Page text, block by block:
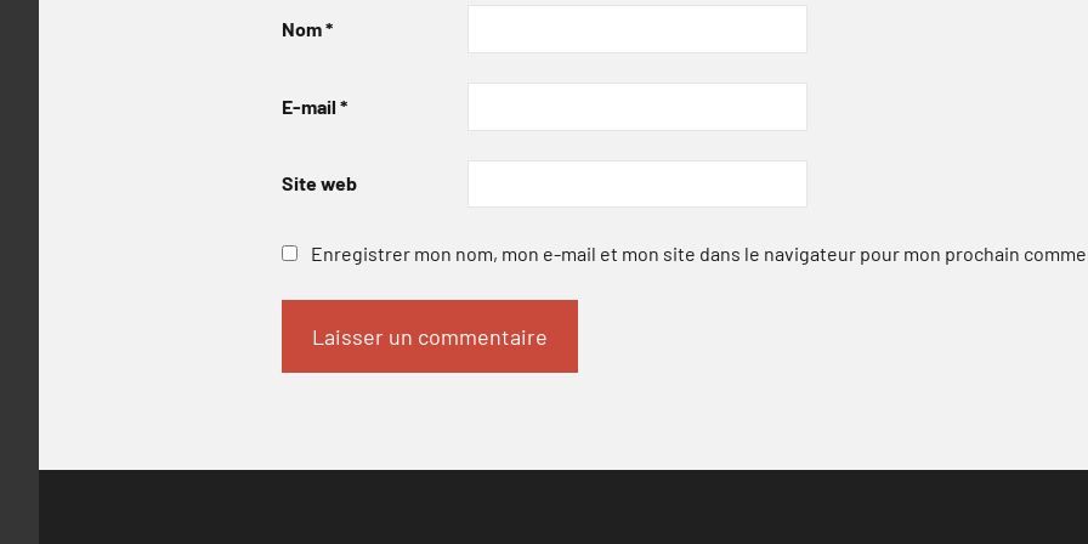
Nom*
E-mail *
Site web
Enregistrer mon nom, mon e-mail et mon site dans le navigateur pour mon prochain